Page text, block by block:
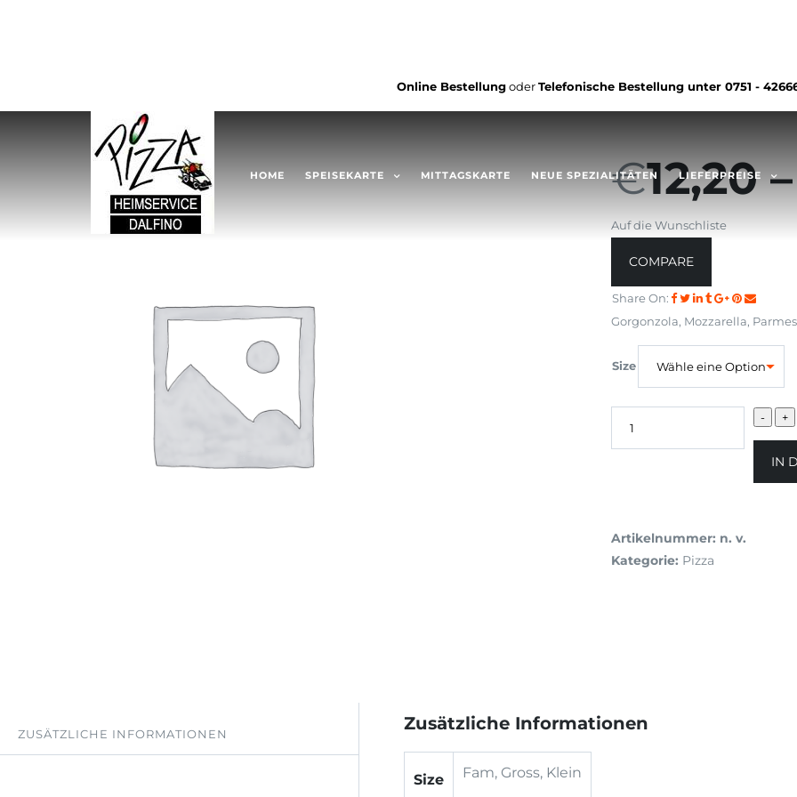
Online BestellungoderTelefonische Bestellung unter 0751 -
HOME SPEISEKARTE MITTAGSKARTE NEUE SPEZIALITÄTEN LIEFERPREISE
€12,20
Auf die Wunschliste
COMPARE
Share On:
Gorgonzola, Mozzarella,
Size
IN
Artikelnummer: n. v.
Kategorie: Pizza
ZUSÄTZLICHE INFORMATIONEN
Zusätzliche Informationen
Size Fam, Gross, Klein